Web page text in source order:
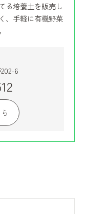
る培養土を販売し
、手軽に有機野菜
6